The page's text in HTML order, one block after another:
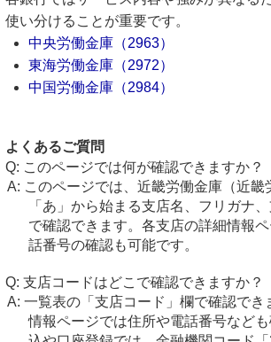
使い分けることが重要です。
中央労働金庫（2963）
東海労働金庫（2972）
中国労働金庫（2984）
よくあるご質問
このページでは何が確認できますか？
このページでは、近畿労働金庫（近畿
「あ」から始まる支店名、フリガナ
で確認できます。各支店の詳細情報
話番号の確認も可能です。
支店コードはどこで確認できますか？
一覧表の「支店コード」欄で確認でき
情報ページでは住所や電話番号など